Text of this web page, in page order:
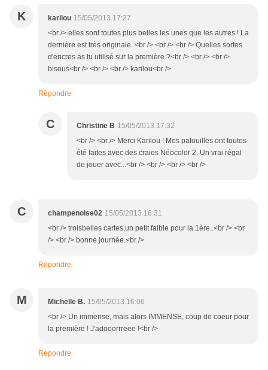
K karilou 15/05/2013 17:27
<br /> elles sont toutes plus belles les unes que les autres ! La
dernière est très originale. <br /> <br /> <br /> Quelles sortes
d'encres as tu utilisé sur la première ?<br /> <br /> <br />
bisous<br /> <br /> <br /> karilou<br />
Répondre
C Christine B 15/05/2013 17:32
<br /> <br /> Merci Karilou ! Mes patouilles ont toutes
été faites avec des craies Néocolor 2. Un vrai régal
de jouer avec...<br /> <br /> <br /> <br />
C champenoise02 15/05/2013 16:31
<br /> troisbelles cartes,un petit faible pour la 1ère..<br /> <br
/> <br /> bonne journée.<br />
Répondre
M Michelle B. 15/05/2013 16:06
<br /> Un immense, mais alors IMMENSE, coup de coeur pour
la première ! J'adooorrreee !<br />
Répondre